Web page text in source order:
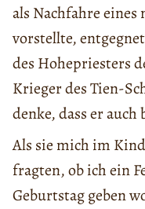
als Nachfahre
vorstellte,
des Hohepriesters
Krieger des Tien-
denke, dass er auch
Als sie mich im
fragten, ob ich ein
Geburtstag geben